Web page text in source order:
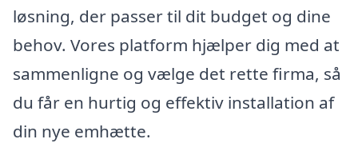
løsning, der passer til dit budget og dine
behov. Vores platform hjælper dig med at
sammenligne og vælge det rette firma, så
du får en hurtig og effektiv installation af
din nye emhætte.